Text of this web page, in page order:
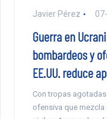
Javier Pérez
Guerra en
bombardeos y
EE.UU. reduce
Con tropas
ofensiva que mezcla